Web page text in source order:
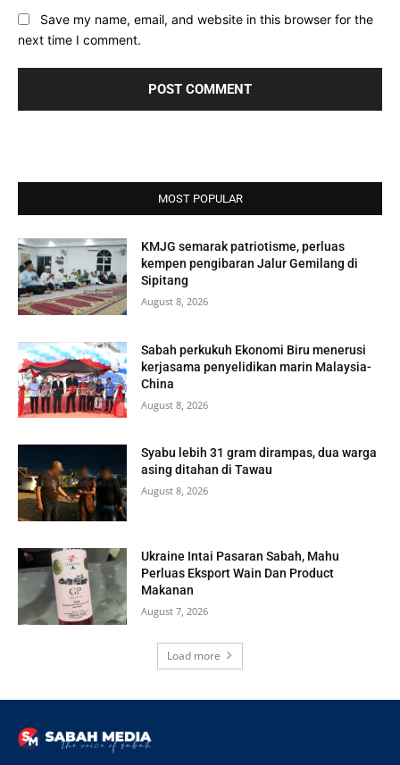
Save my name, email, and website in this browser for the
next time I comment.
MOST POPULAR
KMJG semarak patriotisme, perluas
kempen pengibaran Jalur Gemilang di
Sipitang
August 8, 2026
Sabah perkukuh Ekonomi Biru menerusi
kerjasama penyelidikan marin Malaysia-
China
August 8, 2026
Syabu lebih 31 gram dirampas, dua warga
asing ditahan di Tawau
August 8, 2026
Ukraine Intai Pasaran Sabah, Mahu
Perluas Eksport Wain Dan Product
Makanan
August 7, 2026
Load more